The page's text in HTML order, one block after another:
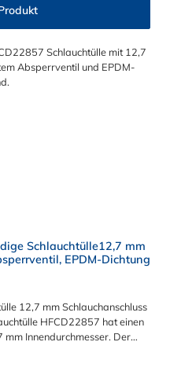
57-Serie kombinieren.
Schlauchtülle12,7 mm
EPDM-Dichtung
12,7 mm Schlauchanschluss
HFCD22857 hat einen
mm Innendurchmesser. Der